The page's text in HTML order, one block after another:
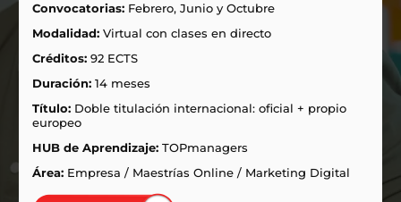
Maestrías
de Extensión
Frecuentes
Convocatorias:Febrero, Junio y Octubre
Modalidad:Virtual con clases en directo
Créditos:92 ECTS
Duración:14 meses
Título:Doble titulación internacional: oficial + propio
europeo
HUB de Aprendizaje:TOPmanagers
Área: Empresa / Maestrías Online/ Marketing Digital